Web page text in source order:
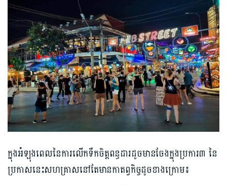
ក្នុងអំឡុងពេលនៃការលើកទឹកចិត្តពន្ធដារដូចមានចែងក្នុងប្រការ៣ នៃ
ប្រកាសនេះសហគ្រាសនៅតែមានកាតព្វកិច្ចដូចខាងក្រោម៖